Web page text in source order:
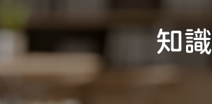
知識